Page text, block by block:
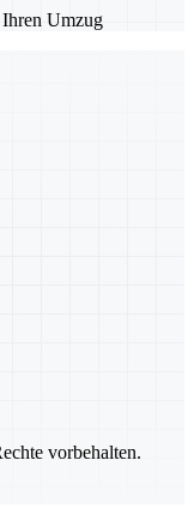
Umzug
vorbehalten.